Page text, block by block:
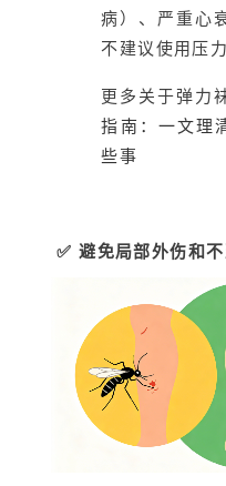
病）、严重心
不建议使用压力
更多关于弹力
指南：一文理
些事
✅ 避免局部外伤和